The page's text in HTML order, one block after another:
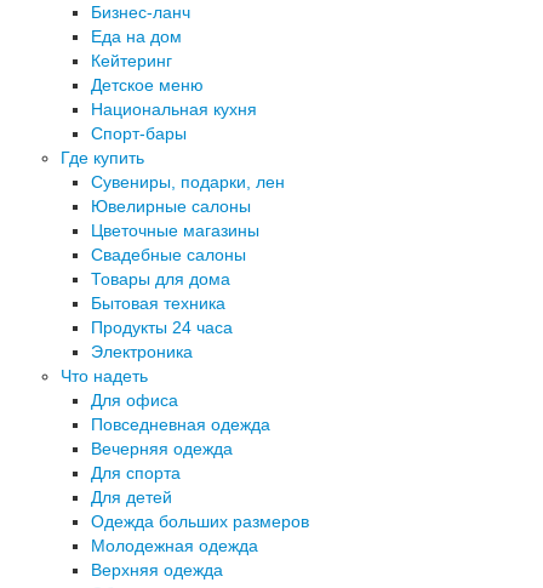
Бизнес-ланч
Еда на дом
Кейтеринг
Детское меню
Национальная кухня
Спорт-бары
Где купить
Сувениры, подарки, лен
Ювелирные салоны
Цветочные магазины
Свадебные салоны
Товары для дома
Бытовая техника
Продукты 24 часа
Электроника
Что надеть
Для офиса
Повседневная одежда
Вечерняя одежда
Для спорта
Для детей
Одежда больших размеров
Молодежная одежда
Верхняя одежда